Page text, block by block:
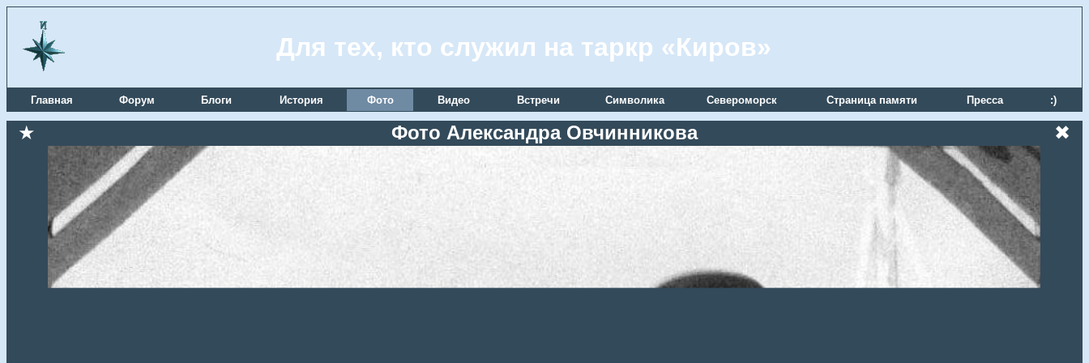
Для тех, кто служил на таркр «Киров»
Главная Форум Блоги История Фото Видео Встречи Символика Североморск Страница памяти Пресса :)
★ Фото Александра Овчинникова ✖